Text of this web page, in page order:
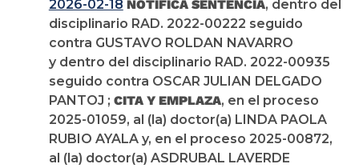
2026-02-18 NOTIFICA SENTENCIA, dentro del
disciplinario RAD. 2022-00222 seguido
contra GUSTAVO ROLDAN NAVARRO
y dentro del disciplinario RAD. 2022-00935
seguido contra OSCAR JULIAN DELGADO
PANTOJ ; CITA Y EMPLAZA, en el proceso
2025-01059, al (la) doctor(a) LINDA PAOLA
RUBIO AYALA y, en el proceso 2025-00872,
al (la) doctor(a) ASDRUBAL LAVERDE